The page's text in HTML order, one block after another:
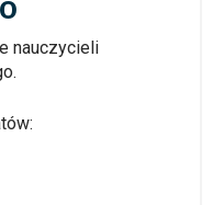
nauczycieli